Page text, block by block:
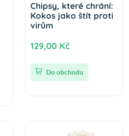
Chipsy, které chrání:
Kokos jako štít proti
virům
129,00 Kč
Do obchodu